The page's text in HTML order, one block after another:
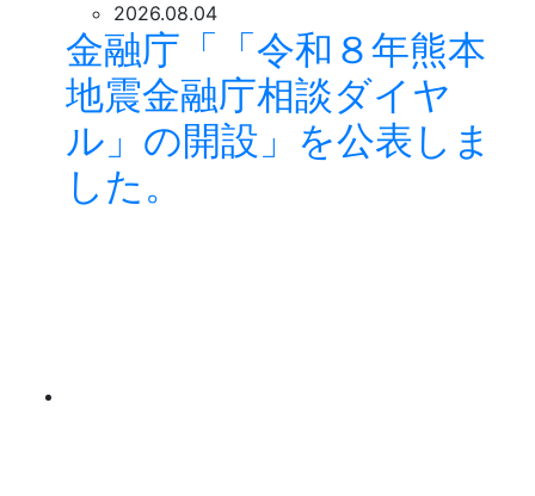
2026.08.04
金融庁「「令和８年熊本
地震金融庁相談ダイヤ
ル」の開設」を公表しま
した。